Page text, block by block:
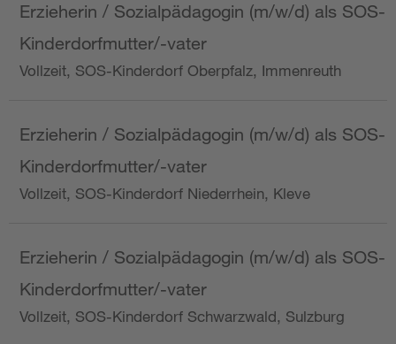
Erzieherin / Sozialpädagogin (m/w/d) als SOS-
Kinderdorfmutter/-vater
Vollzeit, SOS-Kinderdorf Oberpfalz, Immenreuth
Erzieherin / Sozialpädagogin (m/w/d) als SOS-
Kinderdorfmutter/-vater
Vollzeit, SOS-Kinderdorf Niederrhein, Kleve
Erzieherin / Sozialpädagogin (m/w/d) als SOS-
Kinderdorfmutter/-vater
Vollzeit, SOS-Kinderdorf Schwarzwald, Sulzburg